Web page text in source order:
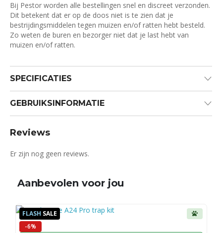
Bij Pestor worden alle bestellingen snel en discreet verzonden.
Dit betekent dat er op de doos niet is te zien dat je
bestrijdingsmiddelen tegen muizen en/of ratten hebt besteld.
Zo weten de buren en bezorger niet dat je last hebt van
muizen en/of ratten.
SPECIFICATIES
GEBRUIKSINFORMATIE
Reviews
Er zijn nog geen reviews.
Aanbevolen voor jou
FLASH SALE
-6%